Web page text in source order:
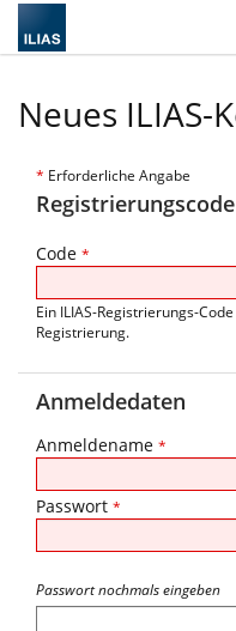
Neues ILIAS-
* Erforderliche Angabe
Registrierungscode
Code *
Ein ILIAS-Registrierungs-
Registrierung.
Anmeldedaten
Anmeldename *
Passwort *
Passwort nochmals eingeben